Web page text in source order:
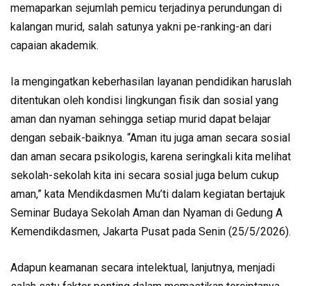
memaparkan sejumlah pemicu terjadinya perundungan di
kalangan murid, salah satunya yakni pe-ranking-an dari
capaian akademik.
Ia mengingatkan keberhasilan layanan pendidikan haruslah
ditentukan oleh kondisi lingkungan fisik dan sosial yang
aman dan nyaman sehingga setiap murid dapat belajar
dengan sebaik-baiknya. “Aman itu juga aman secara sosial
dan aman secara psikologis, karena seringkali kita melihat
sekolah-sekolah kita ini secara sosial juga belum cukup
aman,” kata Mendikdasmen Mu’ti dalam kegiatan bertajuk
Seminar Budaya Sekolah Aman dan Nyaman di Gedung A
Kemendikdasmen, Jakarta Pusat pada Senin (25/5/2026).
Adapun keamanan secara intelektual, lanjutnya, menjadi